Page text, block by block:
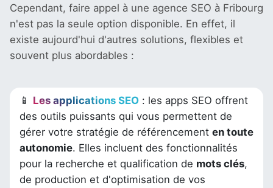
Cependant, faire appel à une agence SEO à Fribourg
n'est pas la seule option disponible. En effet, il
existe aujourd'hui d'autres solutions, flexibles et
souvent plus abordables :
📱 Les applications SEO : les apps SEO offrent
des outils puissants qui vous permettent de
gérer votre stratégie de référencement en toute
autonomie. Elles incluent des fonctionnalités
pour la recherche et qualification de mots clés,
de production et d'optimisation de vos